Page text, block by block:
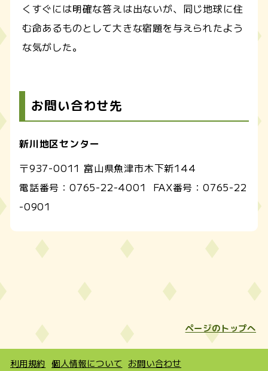
くすぐには明確な答えは出ないが、同じ地球に住
む命あるものとして大きな宿題を与えられたよう
な気がした。
お問い合わせ先
新川地区センター
〒937-0011 富山県魚津市木下新144
電話番号： 0765-22-4001 FAX番号：0765-22
-0901
ページのトップへ
利用規約 個人情報について お問い合わせ